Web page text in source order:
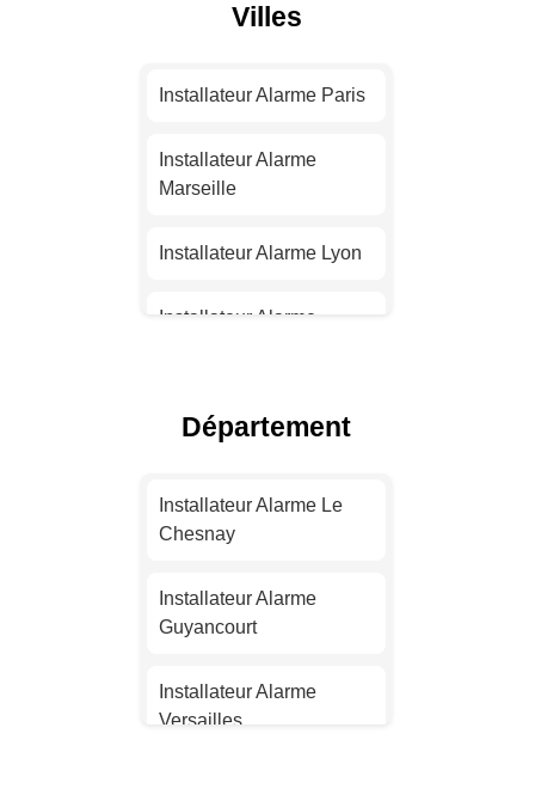
Villes
Installateur Alarme Paris
Installateur Alarme
Marseille
Installateur Alarme Lyon
Installateur Alarme
Installateur Alarme Nice
Nantes
Strasbourg
Montpellier
Département
Installateur Alarme Le
Chesnay
Installateur Alarme
Guyancourt
Installateur Alarme
Versailles